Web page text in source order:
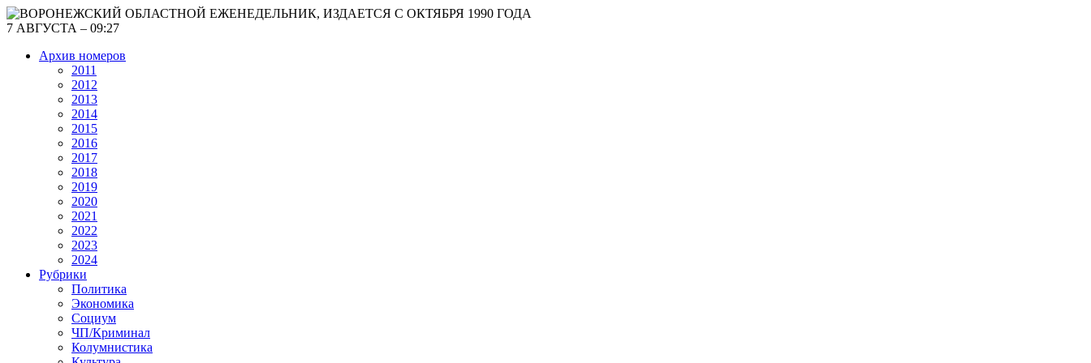
7 АВГУСТА – 09:27
Архив номеров
2011
2012
2013
2014
2015
2016
2017
2018
2019
2020
2021
2022
2023
2024
Рубрики
Политика
Экономика
Социум
ЧП/Криминал
Колумнистика